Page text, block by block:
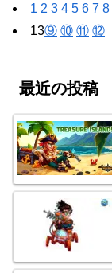
1 2 3 4 5 6 7 8
13⑨ ⑩ ⑪ ⑫
最近の投稿